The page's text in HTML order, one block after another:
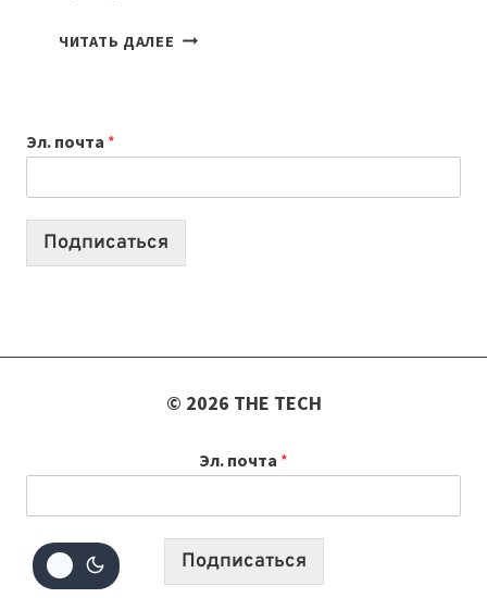
ЧИТАТЬ ДАЛЕЕ 7
СОЗДАВАТЬ
ПРОДУКТЫ
Эл. почта *
Подписаться
© 2026 THE TECH
Эл. почта *
Подписаться